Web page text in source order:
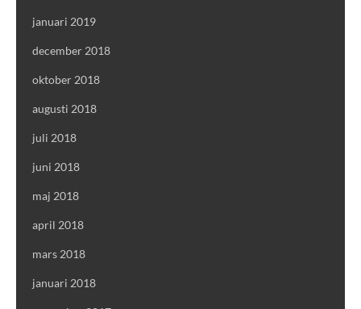
januari 2019
december 2018
oktober 2018
augusti 2018
juli 2018
juni 2018
maj 2018
april 2018
mars 2018
januari 2018